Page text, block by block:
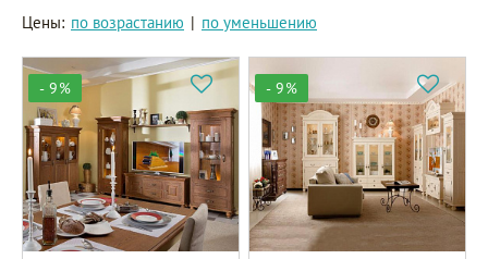
Цены: по возрастанию | по уменьшению
- 9% - 9%